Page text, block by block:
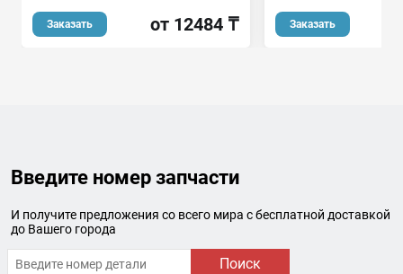
Заказать от 12484 ₸ Заказать
Введите номер запчасти
И получите предложения со всего мира с бесплатной доставкой
до Вашего города
Поиск